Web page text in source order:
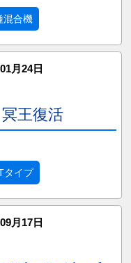
混合機
月24日
王復活
タイプ
月17日